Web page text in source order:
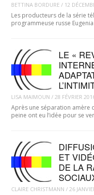
BETTINA BORDURE / 12
Les producteurs de la série
programmeuse russe
LE «
LISA MAIMOUN / 28 FÉVRIER
Après une séparation amère
peine ont eu l’idée pour se
ET
DE LA
CLAIRE CHRISTMANN / 26